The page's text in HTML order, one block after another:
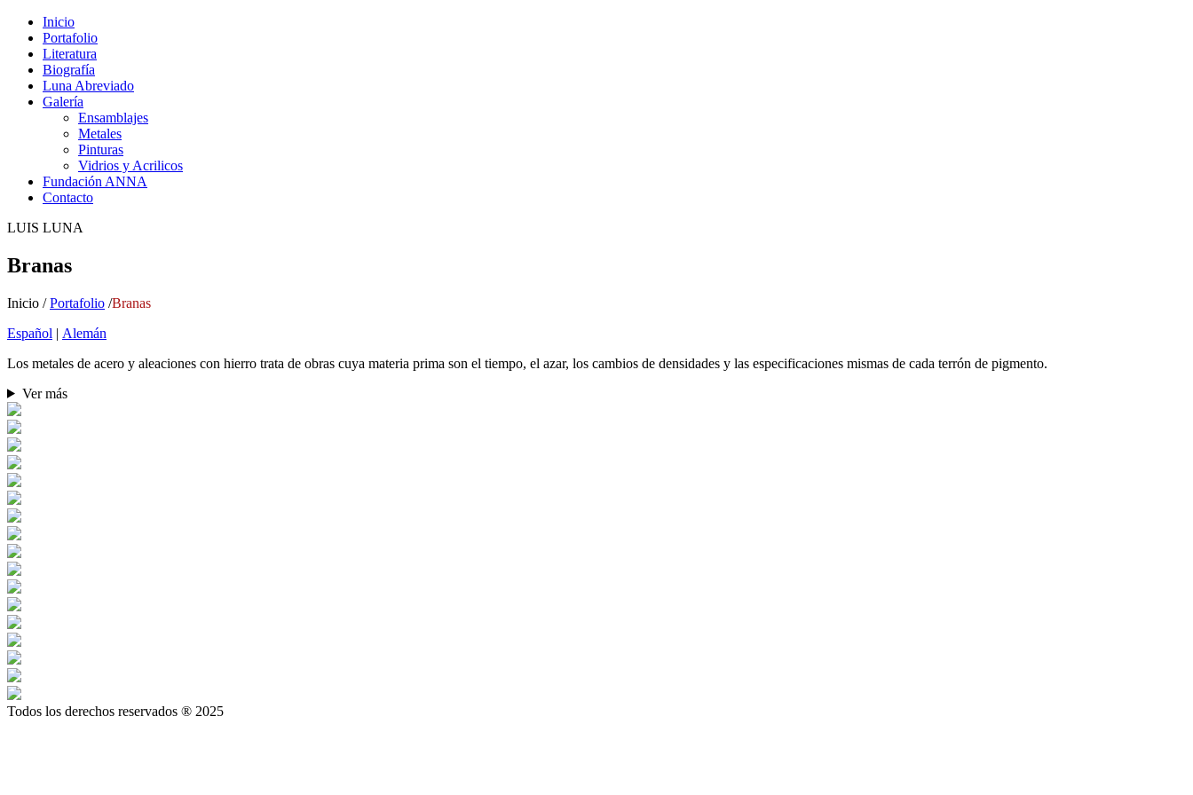
Inicio
Portafolio
Literatura
Biografía
Luna Abreviado
Galería
Ensamblajes
Metales
Pinturas
Vidrios y Acrilicos
Fundación ANNA
Contacto
LUIS LUNA
Branas
Inicio /Portafolio /Branas
Español | Alemán
Los metales de acero y aleaciones con hierro trata de obras cuya materia prima son el tiempo, el azar, los cambios de densidades y las especificaciones mismas de cada terrón de pigmento.
Ver más
Todos los derechos reservados ® 2025